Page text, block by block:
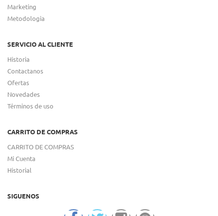
Marketing
Metodologia
SERVICIO AL CLIENTE
Historia
Contactanos
Ofertas
Novedades
Términos de uso
CARRITO DE COMPRAS
CARRITO DE COMPRAS
Mi Cuenta
Historial
SIGUENOS